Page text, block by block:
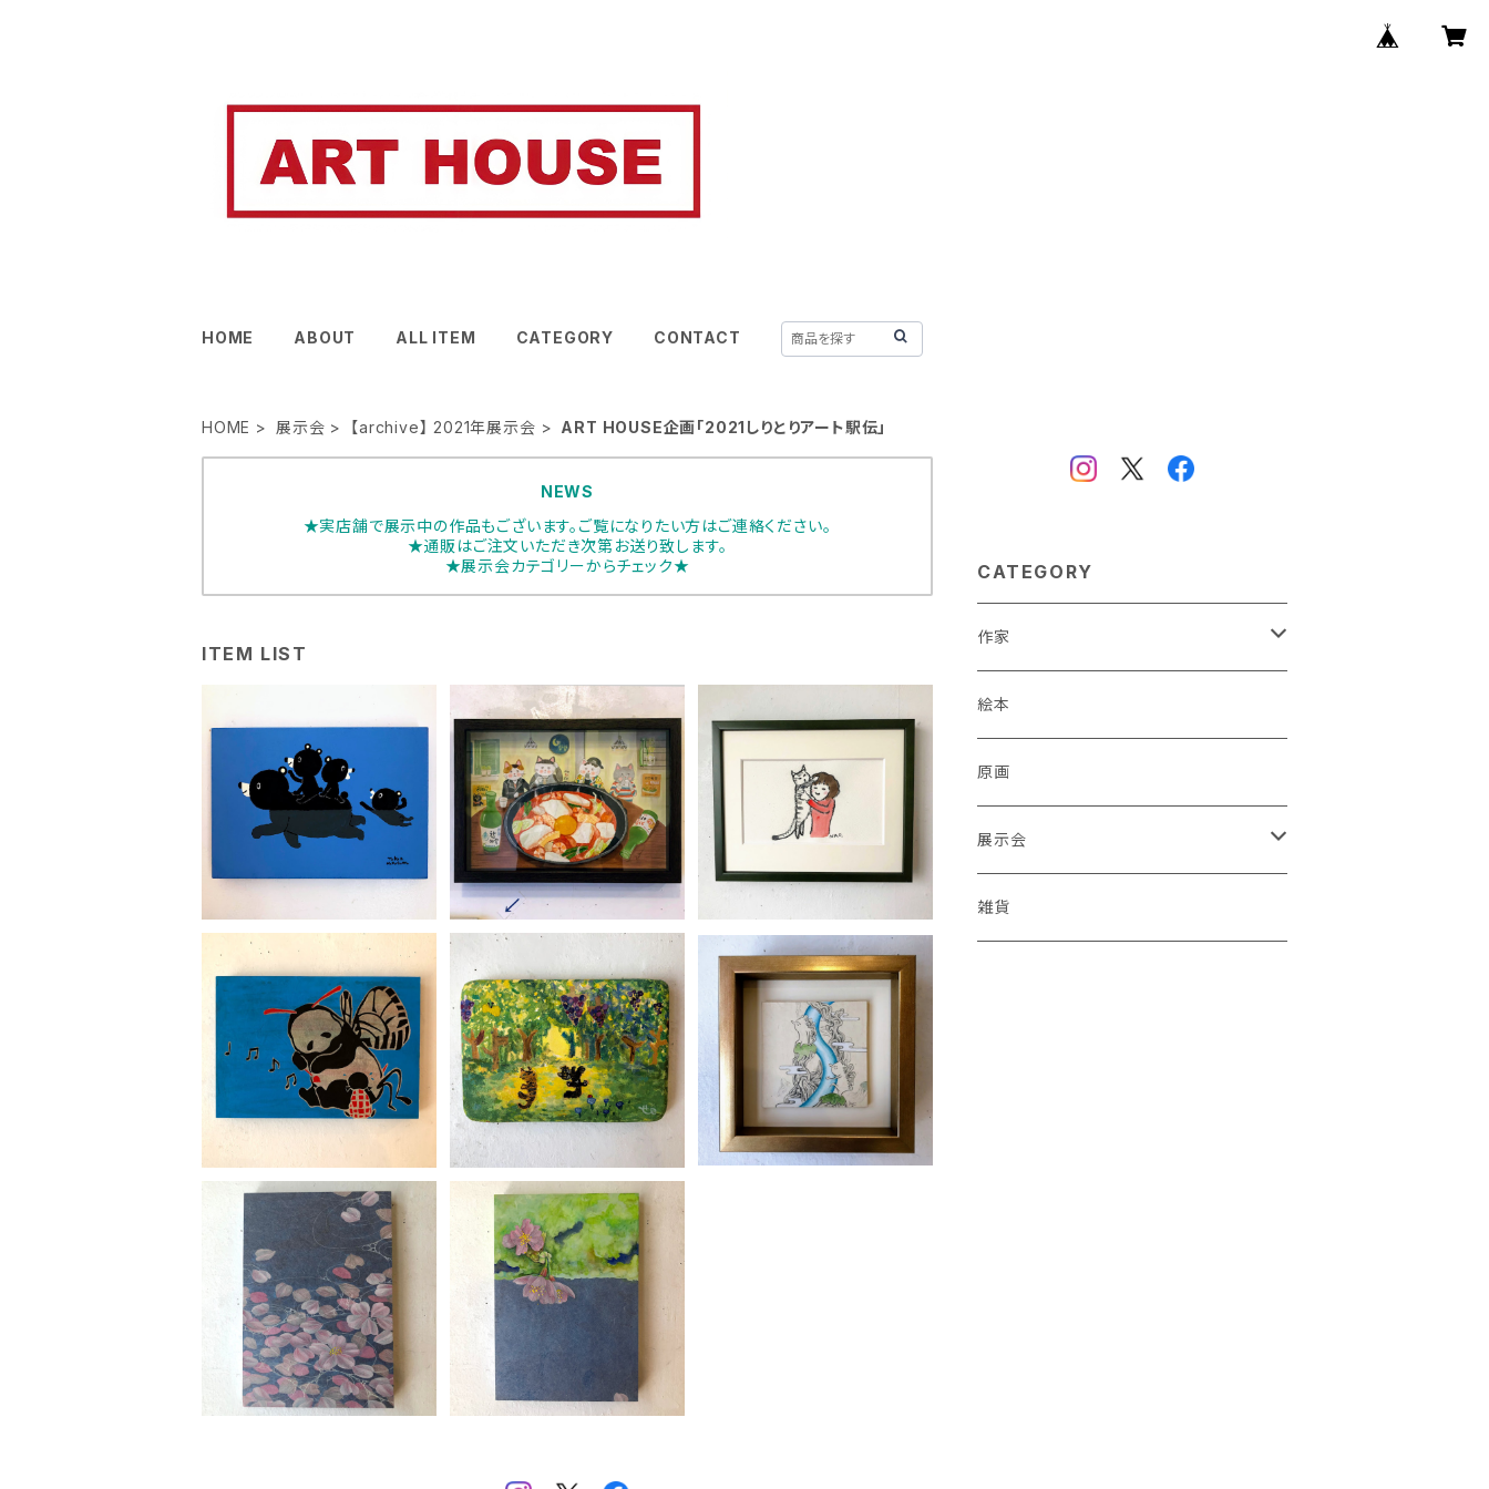
HOME ABOUT ALL ITEM CATEGORY CONTACT
HOME 展示会 【archive】 2021年展示会 ART HOUSE企画「2021しりとりアート駅伝」
NEWS
★実店舗で展示中の作品もございます。ご覧になりたい方はご連絡ください。
★通販はご注文いただき次第お送り致します。
★展示会カテゴリーからチェック★
ITEM LIST
中川貴雄「スイスイスイミン
グ」
¥22,000
七條初江「タンバムのチゲ
鍋」
¥35,200
いざわ直子「 ふわふわ」
¥6,600
足立真人「リーリー泣き虫」
¥16,500
H@L「くねくね」
¥29,700
堀としかず「くねくね」
¥22,000
藤本麻野子「 らくらく」NO.2
¥22,000
藤本麻野子「 らくらく」NO.1
¥22,000
CATEGORY
作家
蒼川わか
あきやまりか
ashika
足立真人
絵本
原画
展示会
Mori / Kosamu.An 「トトニョロ 初展」
雑貨